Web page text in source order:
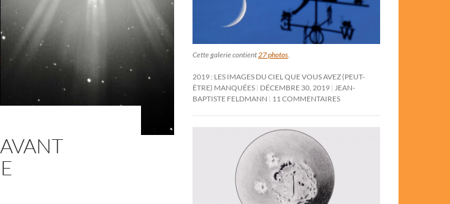
Cette galerie contient27 photos.
2019 : LES IMAGES DU CIEL QUE VOUS AVEZ (PEUT-
ÊTRE) MANQUÉES DÉCEMBRE 30, 2019 JEAN-
BAPTISTE FELDMANN
11 COMMENTAIRES